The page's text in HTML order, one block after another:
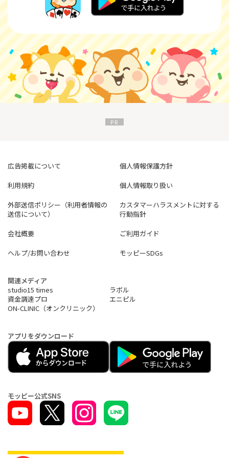
広告掲載について
個人情報保護方針
利用規約
個人情報取り扱い
外部送信ポリシー（利用者情報の
送信について）
カスタマーハラスメントに対する
行動指針
会社概要
ご利用ガイド
ヘルプ/お問い合わせ
モッピーSDGs
関連メディア
studio15 times
ラボル
資金調達プロ
エニピル
ON-CLINIC（オンクリニック）
アプリをダウンロード
モッピー公式SNS